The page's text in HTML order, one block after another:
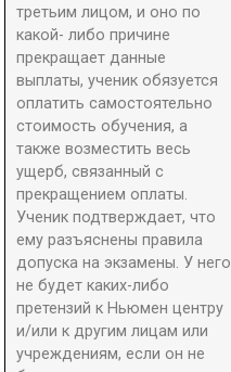
третьим лицом, и оно по
какой- либо причине
прекращает данные
выплаты, ученик обязуется
оплатить самостоятельно
стоимость обучения, а
также возместить весь
ущерб, связанный с
прекращением оплаты.
Ученик подтверждает, что
ему разъяснены правила
допуска на экзамены. У него
не будет каких-либо
претензий к Ньюмен центру
и/или к другим лицам или
учреждениям, если он не